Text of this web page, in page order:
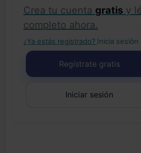
Crea tu cuenta gratis y
completo ahora.
¿Ya estás registrado? Inicia sesión
Regístrate gratis
Iniciar sesión